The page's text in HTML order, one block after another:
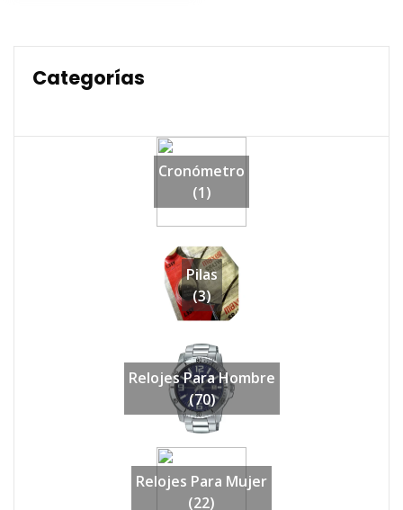
Categorías
Cronómetro
(1)
Pilas
(3)
Relojes Para Hombre
(70)
Relojes Para Mujer
(22)